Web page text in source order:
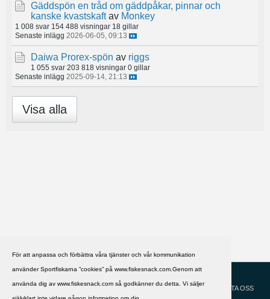
För att anpassa och förbättra våra tjänster och vår kommunikation
använder Sportfiskarna ”cookies” på www.fiskesnack.com.Genom att
använda dig av www.fiskesnack.com så godkänner du detta. Vi säljer
Gäddspön en tråd om gäddpåkar, pinnar och
kanske kvastskaft av Monkey
1 008 svar 154 488 visningar 18 gillar
Senaste inlägg 2026-06-05, 09:13
Daiwa Prorex-spön av riggs
1 055 svar 203 818 visningar 0 gillar
Senaste inlägg 2025-09-14, 21:13
Visa alla
HJÄLP
KONTAKTA OSS